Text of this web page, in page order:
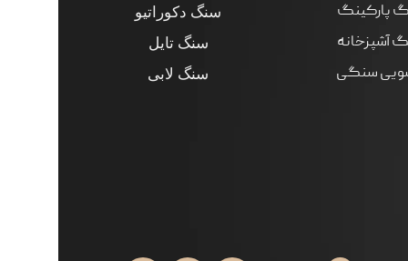
پارکینگ
آشپزخانه
سنگی
سنگ دکوراتیو
سنگ تایل
سنگ لابی